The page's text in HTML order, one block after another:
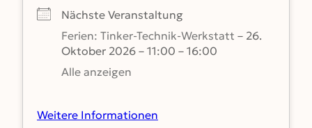
Nächste Veranstaltung
Ferien: Tinker-Technik-Werkstatt – 26.
Oktober 2026 – 11:00 – 16:00
Alle anzeigen
Weitere Informationen